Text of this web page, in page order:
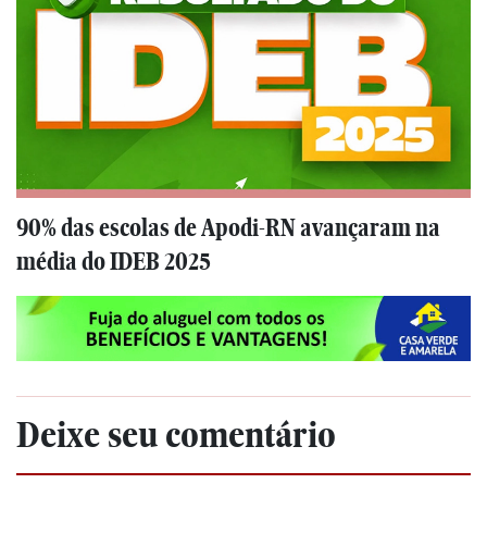
90% das escolas de Apodi-RN avançaram na
média do IDEB 2025
Deixe seu comentário